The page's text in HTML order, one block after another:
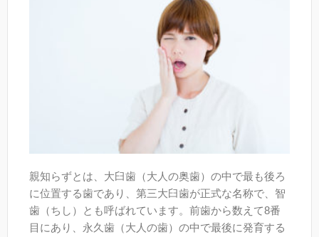
親知らずとは、大臼歯（大人の奥歯）の中で最も後ろ
に位置する歯であり、第三大臼歯が正式な名称で、智
歯（ちし）とも呼ばれています。前歯から数えて8番
目にあり、永久歯（大人の歯）の中で最後に発育する